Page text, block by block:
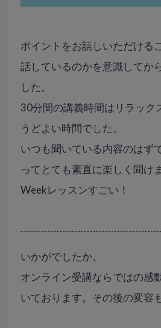
ポイントをお話しいただける
話しているのかを意識してか
した。
30分間の講義時間はリラック
うどよい時間でした。
いつも聞いている内容のはず
ってとても素直に楽しく聞け
Weekレッスンすごい！
いかがでしたか。
オンライン受講ならではの感
いております。その後の変容